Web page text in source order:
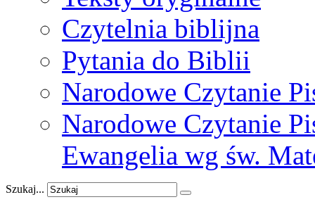
Czytelnia biblijna
Pytania do Biblii
Narodowe Czytanie
Narodowe Czytanie
Ewangelia wg św.
Szukaj...